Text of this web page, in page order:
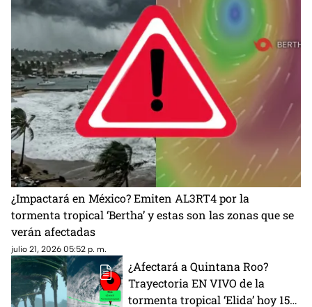
¿Impactará en México? Emiten AL3RT4 por la
tormenta tropical ‘Bertha’ y estas son las zonas que se
verán afectadas
julio 21, 2026 05:52 p. m.
¿Afectará a Quintana Roo?
Trayectoria EN VIVO de la
tormenta tropical ‘Elida’ hoy 15